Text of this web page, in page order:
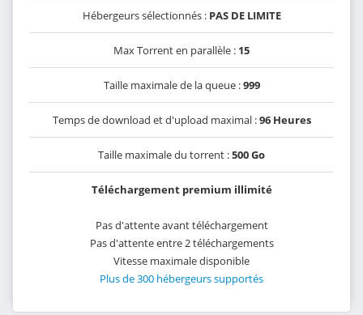
Hébergeurs sélectionnés : PAS DE LIMITE
Max Torrent en parallèle : 15
Taille maximale de la queue :999
Temps de download et d'upload maximal :96 Heures
Taille maximale du torrent :500 Go
Téléchargement premium illimité
Pas d'attente avant téléchargement
Pas d'attente entre 2 téléchargements
Vitesse maximale disponible
Plus de 300 hébergeurs supportés